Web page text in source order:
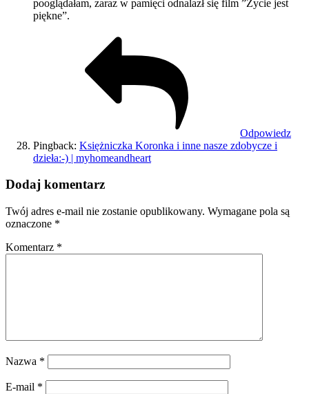
pooglądałam, zaraz w pamięci odnalazł się film ”Życie jest
piękne”.
Odpowiedz
Pingback: Księżniczka Koronka i inne nasze zdobycze i
dzieła:-) | myhomeandheart
Dodaj komentarz
Twój adres e-mail nie zostanie opublikowany. Wymagane pola są
oznaczone *
Komentarz *
Nazwa *
E-mail *